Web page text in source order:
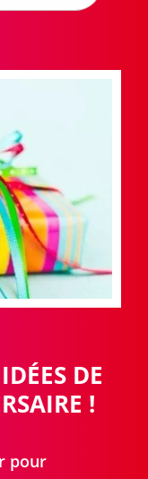
DE
!
pour